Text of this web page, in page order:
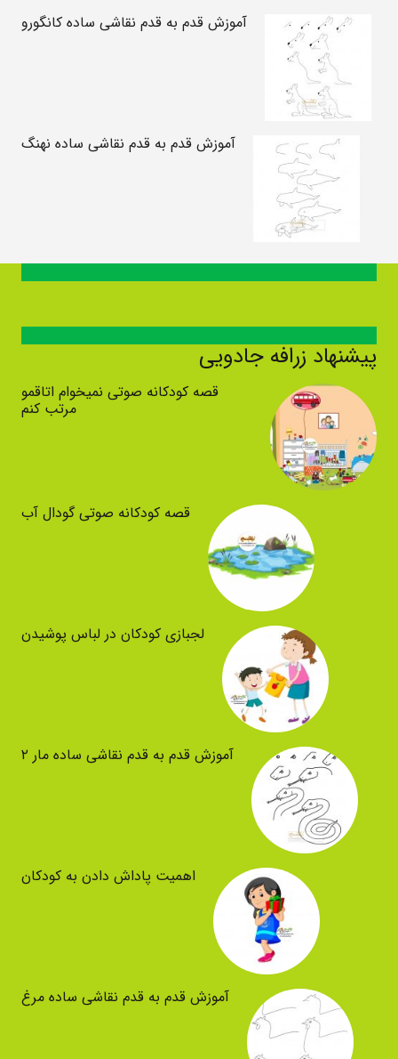
آموزش قدم به قدم نقاشی ساده کانگورو
آموزش قدم به قدم نقاشی ساده نهنگ
پیشنهاد زرافه جادویی
قصه کودکانه صوتی نمیخوام اتاقمو
مرتب کنم
قصه کودکانه صوتی گودال آب
لجبازی کودکان در لباس پوشیدن
آموزش قدم به قدم نقاشی ساده مار ۲
اهمیت پاداش دادن به کودکان
آموزش قدم به قدم نقاشی ساده مرغ